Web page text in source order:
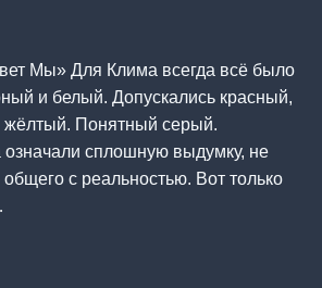
Мы» Для Клима всегда всё было
и белый. Допускались красный,
жёлтый. Понятный серый.
означали сплошную выдумку, не
с реальностью. Вот только